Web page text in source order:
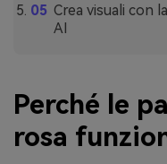
Crea visuali con
AI
Perché le
rosa